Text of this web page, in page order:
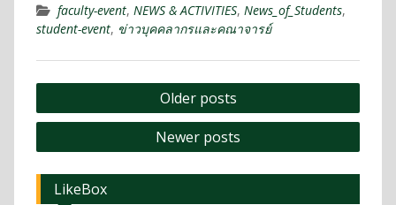
faculty-event, NEWS & ACTIVITIES, News_of_Students,
student-event, ข่าวบุคคลากรและคณาจารย์
Older posts
Newer posts
LikeBox